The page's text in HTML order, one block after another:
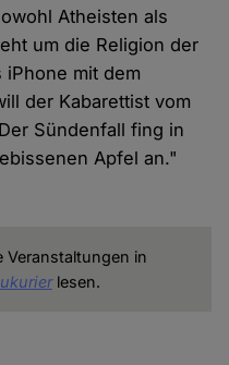
Atheisten als
um die Religion der
iPhone mit dem
der Kabarettist vom
Sündenfall fing in
Apfel an."
Veranstaltungen in
lesen.